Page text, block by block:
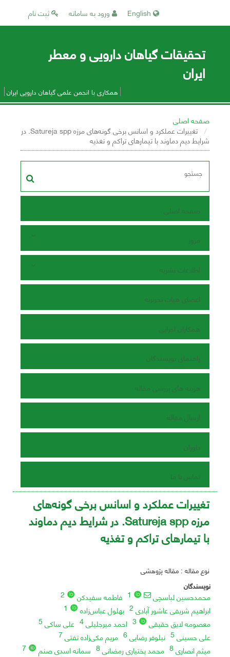
ثبت نام ورود به سامانه
تحقیقات گیاهان دارویی و معطر
ایران
همکاری با انجمن علمی گیاهان دارویی ایران
صفحه اصلی
تغییرات عملکرد و اسانس برخی گونه‌های مرزه Satureja spp. در
شرایط دیم دماوند با تیمارهای تراکم و تغذیه
صفحه اصلی
مرور
اطلاعات نشریه
اعضای هیات تحریریه
همکاران اجرایی
راهنمای نویسندگان
هزینه های بررسی مقاله
ارسال مقاله
داوران
تماس با ما
تغییرات عملکرد و اسانس برخی گونه‌های
مرزه Satureja spp. در شرایط دیم دماوند
با تیمارهای تراکم و تغذیه
نوع مقاله : مقاله پژوهشی
نویسندگان
محمدحسین لباسچی 1 فاطمه سفیدکن
2
ابراهیم شریفی عاشور آبادی 2 بهلول عباس‌زاده
1
معصومه لایق حقیقی
3 احمد میرجلیلی4 علی ساکی 5
علی حسینی 5 نیلوفر رضایی6 مریم مکی‌زاده تفتی7
میثم انصاری8 محمد بختیاری رمضانی8 سمانه اسدی صنم 7